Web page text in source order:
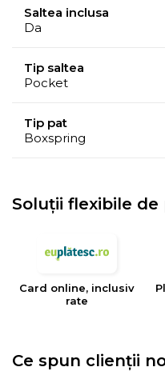
calitate.
independent
corpuluiin functie de
alinierecorecta si
Saltea inclusa
Da
Tip saltea
Pocket
Tip pat
Boxspring
Soluții flexibile de
Card online, inclusiv
rate
Ce spun clienții